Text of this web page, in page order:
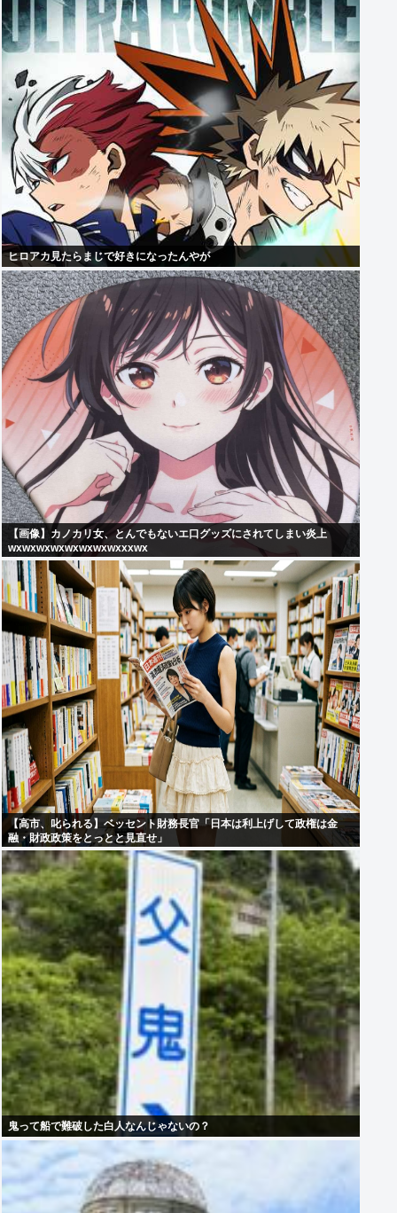
ヒロアカ見たらまじで好きになったんやが
【画像】カノカリ女、とんでもないエ口グッズにされてしまい炎上
wxwxwxwxwxwxwxwxxxwx
【高市、叱られる】ベッセント財務長官「日本は利上げして政権は金
融・財政政策をとっとと見直せ」
鬼って船で難破した白人なんじゃないの？